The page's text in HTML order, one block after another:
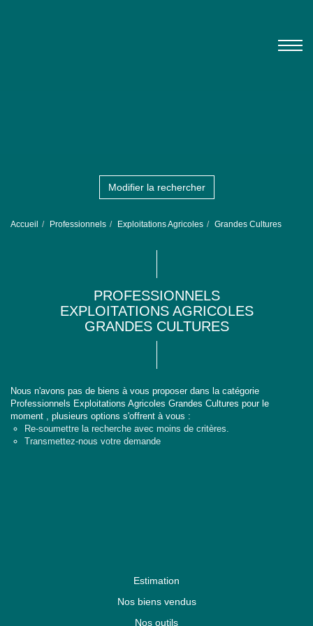
Modifier la rechercher
Accueil Professionnels Exploitations Agricoles Grandes Cultures
PROFESSIONNELS
EXPLOITATIONS AGRICOLES
GRANDES CULTURES
Nous n'avons pas de biens à vous proposer dans la catégorie
Professionnels Exploitations Agricoles Grandes Cultures pour le
moment , plusieurs options s'offrent à vous :
Re-soumettre la recherche avec moins de critères.
Transmettez-nous votre demande
Estimation
Nos biens vendus
Nos outils